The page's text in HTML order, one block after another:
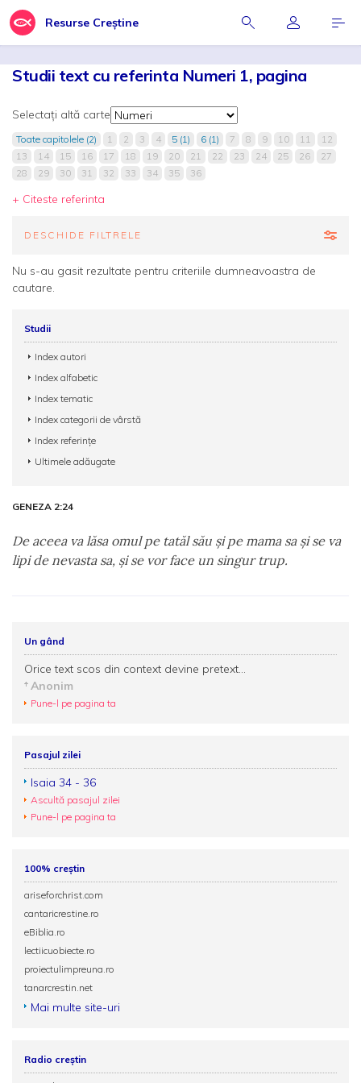
Resurse Creștine
Studii text cu referinta Numeri 1, pagina
Selectați altă carte
Toate capitolele (2) 1 2 3 4 5 (1) 6 (1) 7 8 9 10 11
12
13
14 15 16 17 18 19 20 21 22 23 24 25 26
27
28
29 30 31 32 33 34 35 36
+ Citeste referinta
DESCHIDE FILTRELE
Nu s-au gasit rezultate pentru criteriile dumneavoastra de
cautare.
Studii
Index autori
Index alfabetic
Index tematic
Index categorii de vârstă
Index referințe
Ultimele adăugate
GENEZA 2:24
De aceea va lăsa omul pe tatăl său şi pe mama sa şi se va
lipi de nevasta sa, şi se vor face un singur trup.
Un gând
Orice text scos din context devine pretext...
Anonim
Pune-l pe pagina ta
Pasajul zilei
Isaia 34 - 36
Ascultă pasajul zilei
Pune-l pe pagina ta
100% creștin
ariseforchrist.com
cantaricrestine.ro
eBiblia.ro
lectiicuobiecte.ro
proiectulimpreuna.ro
tanarcrestin.net
Mai multe site-uri
Radio creștin